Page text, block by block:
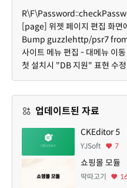
사이트 메뉴 편집 - 대메뉴 이
첫 설치시 "DB 지원" 표현 수정
업데이트된 자료
CKEditor 5
YJSoft 7
쇼핑몰 모듈
딱따고기